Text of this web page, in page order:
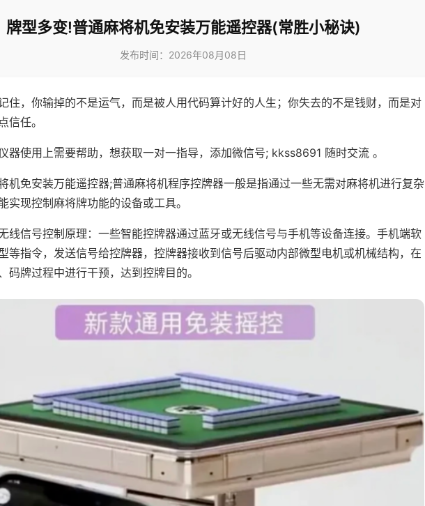
牌型多变!普通麻将机免安装万能遥控器(常胜小秘诀)
发布时间：2026年08月08日
住，你输掉的不是运气，而是被人用代码算计好的人生；你失去的不是钱财，而是对
信任。
器使用上需要帮助，想获取一对一指导，添加微信号; kkss8691 随时交流 。
机免安装万能遥控器;普通麻将机程序控牌器一般是指通过一些无需对麻将机进行复杂
实现控制麻将牌功能的设备或工具。
线信号控制原理：一些智能控牌器通过蓝牙或无线信号与手机等设备连接。手机端软
等指令，发送信号给控牌器，控牌器接收到信号后驱动内部微型电机或机械结构，在
码牌过程中进行干预，达到控牌目的。